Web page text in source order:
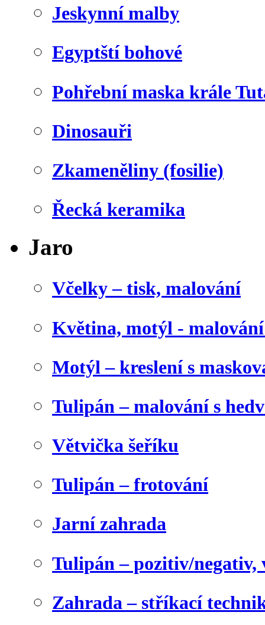
Jeskynní malby
Egyptští bohové
Pohřební maska krále
Dinosauři
Zkameněliny (fosilie)
Řecká keramika
Jaro
Včelky – tisk, malování
Květina, motýl -
Motýl – kreslení s
Tulipán – malování s
Větvička šeříku
Tulipán – frotování
Jarní zahrada
Tulipán – pozitiv/negativ,
Zahrada – stříkací